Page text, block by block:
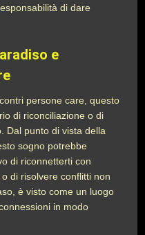
di dare
e
persone care, questo
di riconciliazione o di
Dal punto di vista della
sogno potrebbe
di riconnetterti con
di risolvere conflitti non
è visto come un luogo
in modo